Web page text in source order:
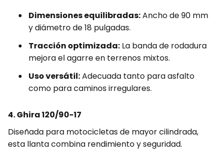
Dimensiones equilibradas:Ancho de 90 mm
y diámetro de 18 pulgadas.
Tracción optimizada: La banda de rodadura
mejora el agarre en terrenos mixtos.
Uso versátil:Adecuada tanto para asfalto
como para caminos irregulares.
4. Ghira 120/90-17
Diseñada para motocicletas de mayor cilindrada,
esta llanta combina rendimiento y seguridad.